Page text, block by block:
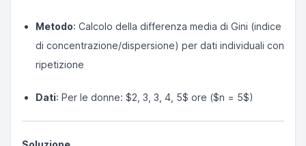
Metodo: Calcolo della differenza media di Gini (indice
di concentrazione/dispersione) per dati individuali con
ripetizione
Dati: Per le donne: $2, 3, 3, 4, 5$ ore ($n = 5$)